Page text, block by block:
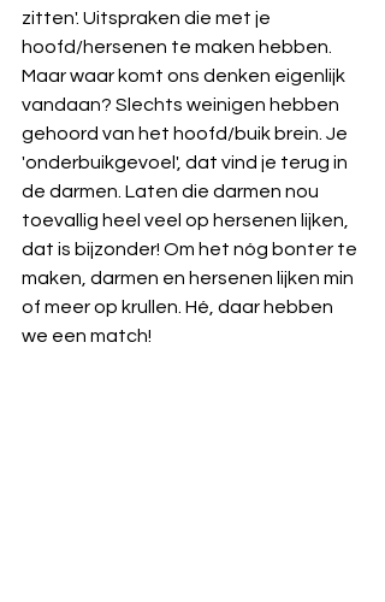
zitten'. Uitspraken die met je
hoofd/hersenen te maken hebben.
Maar waar komt ons denken eigenlijk
vandaan? Slechts weinigen hebben
gehoord van het hoofd/buik brein. Je
'onderbuikgevoel', dat vind je terug in
de darmen. Laten die darmen nou
toevallig heel veel op hersenen lijken,
dat is bijzonder! Om het nóg bonter te
maken, darmen en hersenen lijken min
of meer op krullen. Hé, daar hebben
we een match!